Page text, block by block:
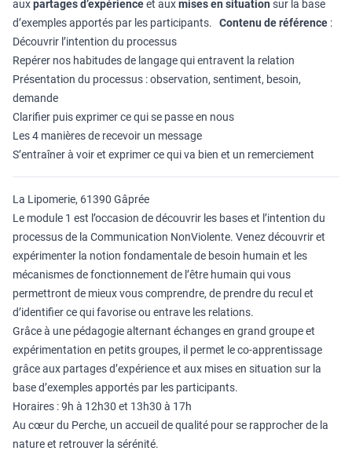
auxpartages d’expérienceet auxmises en situation sur la base
d’exemples apportés par les participants. Contenu de référence :
Découvrir l’intention du processus
Repérer nos habitudes de langage qui entravent la relation
Présentation du processus : observation, sentiment, besoin,
demande
Clarifier puis exprimer ce qui se passe en nous
Les 4 manières de recevoir un message
S’entraîner à voir et exprimer ce qui va bien et un remerciement
La Lipomerie, 61390 Gâprée
Le module 1 est l’occasion de découvrir les bases et l’intention du
processus de la Communication NonViolente. Venez découvrir et
expérimenter la notion fondamentale de besoin humain et les
mécanismes de fonctionnement de l’être humain qui vous
permettront de mieux vous comprendre, de prendre du recul et
d’identifier ce qui favorise ou entrave les relations.
Grâce à une pédagogie alternant échanges en grand groupe et
expérimentation en petits groupes, il permet le co-apprentissage
grâce aux partages d’expérience et aux mises en situation sur la
base d’exemples apportés par les participants.
Horaires : 9h à 12h30 et 13h30 à 17h
Au cœur du Perche, un accueil de qualité pour se rapprocher de la
nature et retrouver la sérénité.